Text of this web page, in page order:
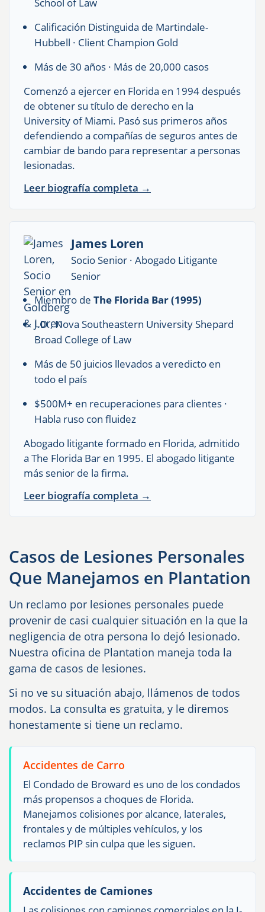
Calificación Distinguida de Martindale-
Hubbell · Client Champion Gold
Más de 30 años · Más de 20,000 casos
Comenzó a ejercer en Florida en 1994 después
de obtener su título de derecho en la
University of Miami. Pasó sus primeros años
defendiendo a compañías de seguros antes de
cambiar de bando para representar a personas
lesionadas.
Leer biografía completa →
James Loren
Socio Senior · Abogado Litigante
Senior
Miembro de The Florida Bar (1995)
J.D., Nova Southeastern University Shepard
Broad College of Law
Más de 50 juicios llevados a veredicto en
todo el país
$500M+ en recuperaciones para clientes ·
Habla ruso con fluidez
Abogado litigante formado en Florida, admitido
a The Florida Bar en 1995. El abogado litigante
más senior de la firma.
Leer biografía completa →
Casos de Lesiones Personales
Que Manejamos en Plantation
Un reclamo por lesiones personales puede
provenir de casi cualquier situación en la que la
negligencia de otra persona lo dejó lesionado.
Nuestra oficina de Plantation maneja toda la
gama de casos de lesiones.
Si no ve su situación abajo, llámenos de todos
modos. La consulta es gratuita, y le diremos
honestamente si tiene un reclamo.
Accidentes de Carro
El Condado de Broward es uno de los condados
más propensos a choques de Florida.
Manejamos colisiones por alcance, laterales,
frontales y de múltiples vehículos, y los
reclamos PIP sin culpa que les siguen.
Accidentes de Camiones